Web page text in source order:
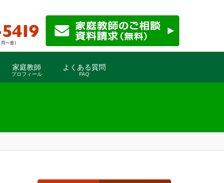
家庭教師
プロフィール
よくある質問
FAQ